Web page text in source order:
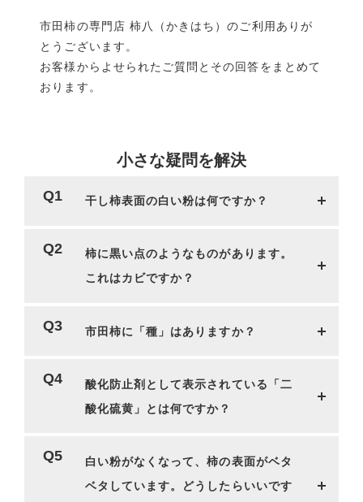
市田柿の専門店 柿八（かきはち）のご利用ありが
とうございます。
お客様からよせられたご質問とその回答をまとめて
おります。
小さな疑問を解決
干し柿表面の白い粉は何ですか？
柿に黒い点のようなものがあります。
これはカビですか？
市田柿に「種」はありますか？
酸化防止剤として表示されている「二
酸化硫黄」とは何ですか？
白い粉がなくなって、柿の表面がベタ
ベタしています。どうしたらいいです